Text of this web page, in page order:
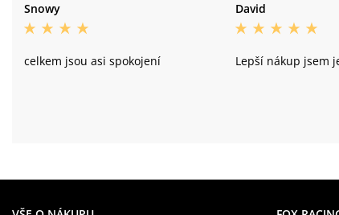
Snowy
celkem jsou asi spokojení
David
Lepší nákup jsem